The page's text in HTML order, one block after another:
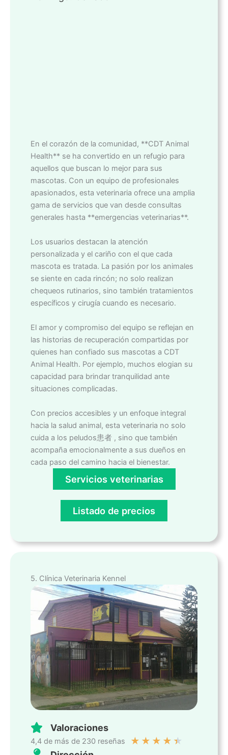
En el corazón de la comunidad, **CDT Animal
Health** se ha convertido en un refugio para
aquellos que buscan lo mejor para sus
mascotas. Con un equipo de profesionales
apasionados, esta veterinaria ofrece una amplia
gama de servicios que van desde consultas
generales hasta **emergencias veterinarias**.
Los usuarios destacan la atención
personalizada y el cariño con el que cada
mascota es tratada. La pasión por los animales
se siente en cada rincón; no solo realizan
chequeos rutinarios, sino también tratamientos
específicos y cirugía cuando es necesario.
El amor y compromiso del equipo se reflejan en
las historias de recuperación compartidas por
quienes han confiado sus mascotas a CDT
Animal Health. Por ejemplo, muchos elogian su
capacidad para brindar tranquilidad ante
situaciones complicadas.
Con precios accesibles y un enfoque integral
hacia la salud animal, esta veterinaria no solo
cuida a los peludos患者 , sino que también
acompaña emocionalmente a sus dueños en
cada paso del camino hacia el bienestar.
Servicios veterinarias
Listado de precios
5. Clínica Veterinaria Kennel
Valoraciones
4,4 de más de 230 reseñas ★ ★ ★ ★ ★